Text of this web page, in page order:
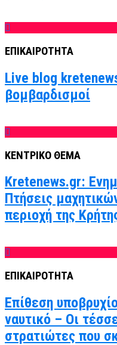
ΕΠΙΚΑΙΡΟΤΗΤΑ
Live blog
βομβαρδισμοί
ΚΕΝΤΡΙΚΟ ΘΕΜΑ
Kretenews.gr:
Πτήσεις
περιοχή της
ΕΠΙΚΑΙΡΟΤΗΤΑ
Επίθεση
ναυτικό – Οι
στρατιώτες που